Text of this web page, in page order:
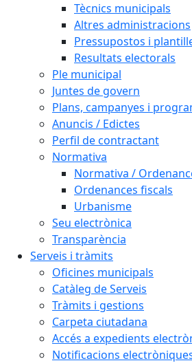
Tècnics municipals
Altres administracions
Pressupostos i
Resultats electorals
Ple municipal
Juntes de govern
Plans, campanyes i
Anuncis / Edictes
Perfil de contractant
Normativa
Normativa /
Ordenances fiscals
Urbanisme
Seu electrònica
Transparència
Serveis i tràmits
Oficines municipals
Catàleg de Serveis
Tràmits i gestions
Carpeta ciutadana
Accés a expedients
Notificacions